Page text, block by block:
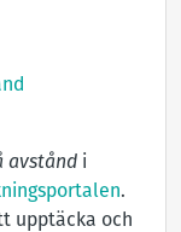
avstånd i
.
upptäcka och